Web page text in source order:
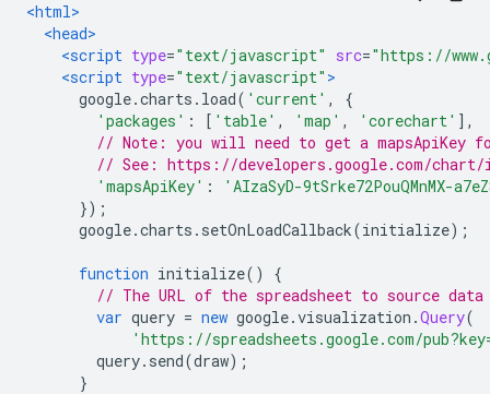
<html>
<head>
<script type="text/javascript" src="https://
<script type="text/javascript" >
google.charts . load( 'current' ,
{
'packages' : [ 'table' , 'map' , 'corechart' ],
// Note: you will need to get a mapsApiKey
// See: https://developers.google.com/
'mapsApiKey' :
'AIzaSyD-9tSrke72PouQMnMX-
});
google.charts . setOnLoadCallback(initialize);
function initialize()
{
// The URL of the spreadsheet to source
var query = new google.visualization .Query(
'https://spreadsheets.google.com/
query. send(draw);
}